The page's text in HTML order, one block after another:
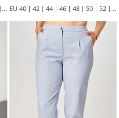
EU 40 | 42 | 44 | 46 | 48 | 50 | 52 | 54 | 56 EU 40 | 42 | 44 | 46 | 48 | 50 | 52 | 54 | 56